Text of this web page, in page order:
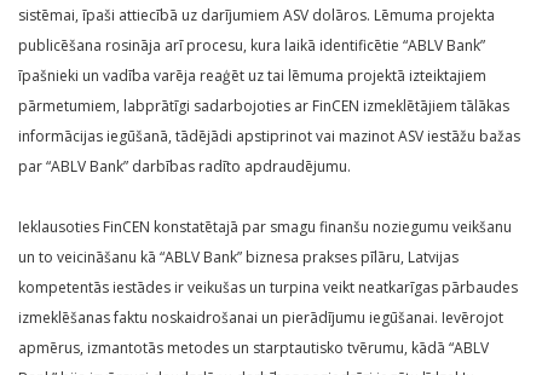
sistēmai, īpaši attiecībā uz darījumiem ASV dolāros. Lēmuma projekta
publicēšana rosināja arī procesu, kura laikā identificētie “ABLV Bank”
īpašnieki un vadība varēja reaģēt uz tai lēmuma projektā izteiktajiem
pārmetumiem, labprātīgi sadarbojoties ar FinCEN izmeklētājiem tālākas
informācijas iegūšanā, tādējādi apstiprinot vai mazinot ASV iestāžu bažas
par “ABLV Bank” darbības radīto apdraudējumu.
Ieklausoties FinCEN konstatētajā par smagu finanšu noziegumu veikšanu
un to veicināšanu kā “ABLV Bank” biznesa prakses pīlāru, Latvijas
kompetentās iestādes ir veikušas un turpina veikt neatkarīgas pārbaudes
izmeklēšanas faktu noskaidrošanai un pierādījumu iegūšanai. Ievērojot
apmērus, izmantotās metodes un starptautisko tvērumu, kādā “ABLV